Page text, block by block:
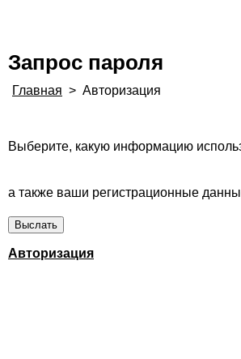
Запрос пароля
Главная > Авторизация
Выберите, какую информацию
а также ваши регистрационные
Авторизация